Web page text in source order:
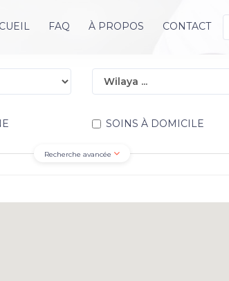
FAQ À PROPOS CONTACT
SOINS À DOMICILE
Recherche avancée